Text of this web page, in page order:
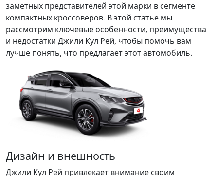
заметных представителей этой марки в сегменте
компактных кроссоверов. В этой статье мы
рассмотрим ключевые особенности, преимущества
и недостатки Джили Кул Рей, чтобы помочь вам
лучше понять, что предлагает этот автомобиль.
Дизайн и внешность
Джили Кул Рей привлекает внимание своим